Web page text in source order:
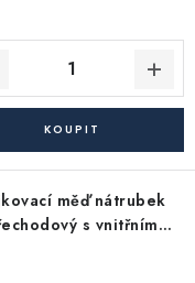
měď nátrubek
s vnitřním